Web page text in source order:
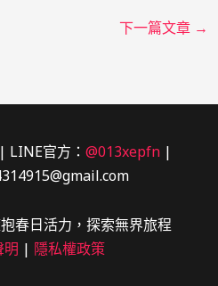
下一篇文章 →
LINE官方： @013xepfn|
春日活力，探索無界旅程
明 | 隱私權政策